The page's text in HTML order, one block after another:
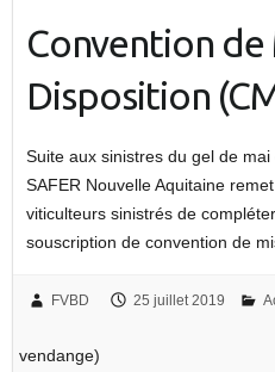
Convention de
Disposition
Suite aux sinistres du gel de
SAFER Nouvelle Aquitaine
viticulteurs sinistrés de
souscription de convention de
FVBD 25 juillet 2019
vendange)